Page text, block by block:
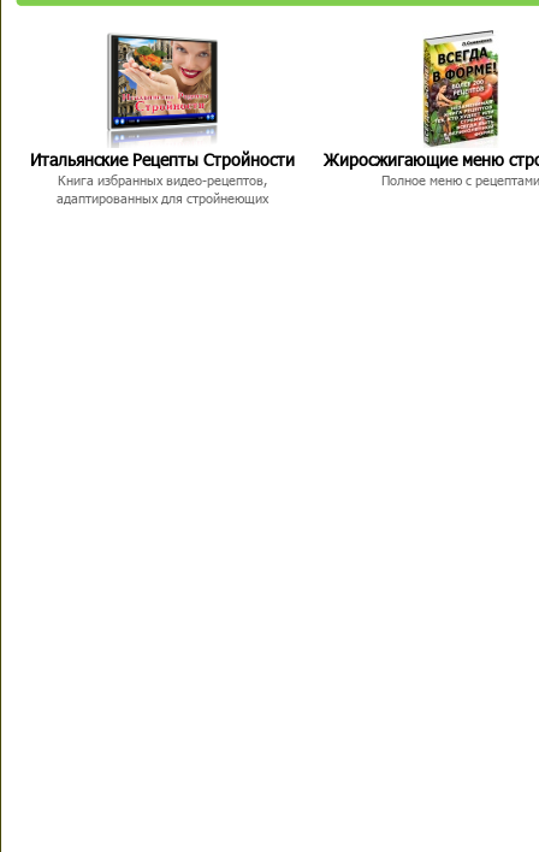
Итальянские Рецепты Стройности
Книга избранных видео-рецептов,
адаптированных для стройнеющих
Жиросжигающие меню
Полное меню с рецептами